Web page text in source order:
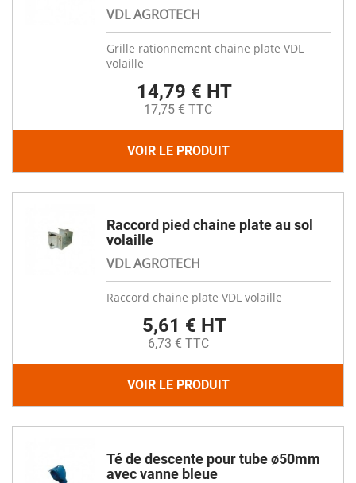
VDL AGROTECH
Grille rationnement chaine plate VDL
volaille
14,79 € HT
17,75 € TTC
VOIR LE PRODUIT
Raccord pied chaine plate au sol
volaille
VDL AGROTECH
Raccord chaine plate VDL volaille
5,61 € HT
6,73 € TTC
VOIR LE PRODUIT
Té de descente pour tube ø50mm
avec vanne bleue